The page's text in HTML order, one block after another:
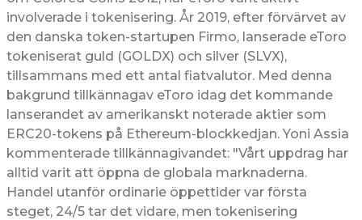
involverade i tokenisering. År 2019, efter förvärvet av
den danska token-startupen Firmo, lanserade eToro
tokeniserat guld (GOLDX) och silver (SLVX),
tillsammans med ett antal fiatvalutor. Med denna
bakgrund tillkännagav eToro idag det kommande
lanserandet av amerikanskt noterade aktier som
ERC20-tokens på Ethereum-blockkedjan. Yoni Assia
kommenterade tillkännagivandet: "Vårt uppdrag har
alltid varit att öppna de globala marknaderna.
Handel utanför ordinarie öppettider var första
steget, 24/5 tar det vidare, men tokenisering